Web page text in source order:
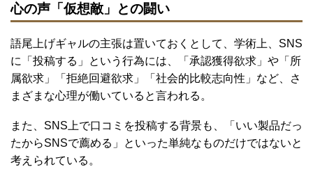
心の声「仮想敵」との闘い
語尾上げギャルの主張は置いておくとして、学術上、SNS
に「投稿する」という行為には、「承認獲得欲求」や「所
属欲求」「拒絶回避欲求」「社会的比較志向性」など、さ
まざまな心理が働いていると言われる。
また、SNS上で口コミを投稿する背景も、「いい製品だっ
たからSNSで薦める」といった単純なものだけではないと
考えられている。